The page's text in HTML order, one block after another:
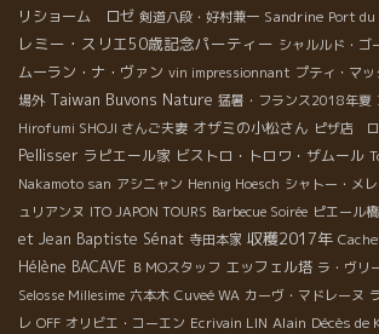
リショーム ロゼ 剣道八段・好村兼一 Sandrine Port du
レミー・スリエ50歳記念パーティー シャルルド・ゴ
ムーラン・ナ・ヴァン vin impressionnant プティ・マッ
場外 Taiwan Buvons Nature 猛暑・フランス2018年夏
Hirofumi SHOJI さんご夫妻 オザミの小松さん ピザ店
Pellisser ラピエール家 ビストロ・トロワ・ザムール
Nakamoto san アシニャン Hennig Hoesch シャトー・メ
ュリアンヌ ITO JAPON TOURS Barbecue Soirée ピエール橋
et Jean Baptiste Sénat 寺田本家 収穫2017年
Hélène BACAVE ＢＭОスタッフ エッフェル塔 ラ・ヴリ
Selosse Millesime 六本木 Cuveé WA カーヴ・マドレーヌ
レ OFF オリビエ・コーエン Ecrivain LIN Alain Décès de